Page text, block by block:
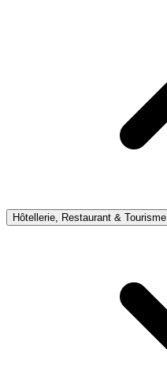
Hôtellerie, Restaurant & Tourisme